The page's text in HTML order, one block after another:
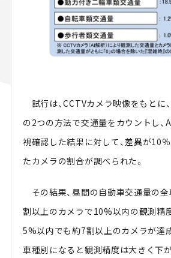
試行は、CCTVカメラ映像をもとに
の2つの方法で交通量をカウントし、
視確認した結果に対して、差異が10
たカメラの割合が調べられた。
その結果、昼間の自動車交通量の全
割以上のカメラで10%以内の観測精
5%以内でも約7割以上のカメラが達
車種別になると観測精度は大きく下